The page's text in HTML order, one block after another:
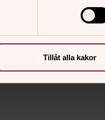
Tillåt alla kakor